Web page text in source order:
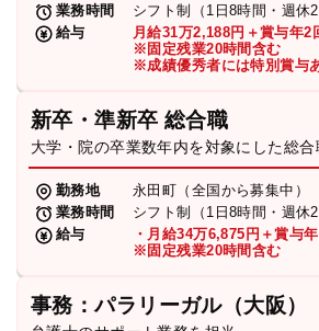
業務時間
シフト制（1日8時間・週休2
給与
月給31万2,188円＋賞与年2
※固定残業20時間含む
※成績優秀者には特別賞与
新卒・準新卒 総合職
大学・院の卒業数年内を対象にした総合
勤務地
永田町（全国から募集中）
業務時間
シフト制（1日8時間・週休2
給与
・月給34万6,875円＋賞与
※固定残業20時間含む
事務：パラリーガル（大阪）
解決実績
弁護士・税理士
費用